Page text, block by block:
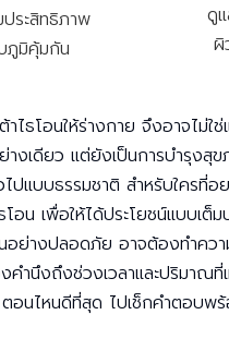
ประสิทธิภาพ
ภูมิคุ้มกัน
ดู
าไธโอนให้ร่างกาย จึงอาจไม่ใ
งเดียว แต่ยังเป็นการบำรุงสุข
ปแบบธรรมชาติ สำหรับใครที่อย
อน เพื่อให้ได้ประโยชน์แบบเต็ม
อย่างปลอดภัย อาจต้องทำควา
ำนึงถึงช่วงเวลาและปริมาณที่
อนไหนดีที่สุด ไปเช็กคำตอบพ